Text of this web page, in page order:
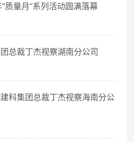
质量月”系列活动圆满落幕
总裁丁杰视察湖南分公司
科集团总裁丁杰视察海南分公